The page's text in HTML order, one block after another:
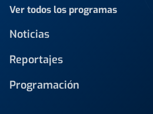
Ver todos los programas
Noticias
Reportajes
Programación